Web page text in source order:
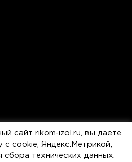
Armaflex
сайт rikom-izol.ru, вы даете
с cookie, Яндекс.Метрикой,
технических данных.